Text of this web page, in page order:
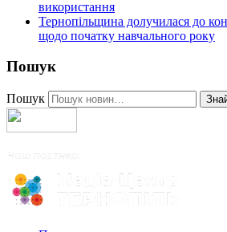
використання
Тернопільщина долучилася до
щодо початку навчального року
Пошук
Пошук